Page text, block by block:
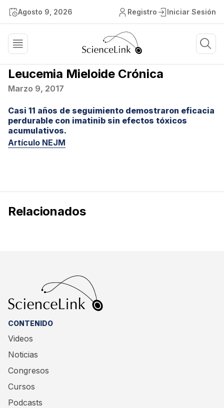
Agosto 9, 2026 Registro Iniciar Sesión
Leucemia Mieloide Crónica
Marzo 9, 2017
Casi 11 años de seguimiento demostraron eficacia
perdurable con imatinib sin efectos tóxicos
acumulativos.
Artículo NEJM
Relacionados
CONTENIDO
Videos
Noticias
Congresos
Cursos
Podcasts